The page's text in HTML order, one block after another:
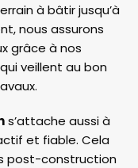
à bâtir jusqu’à
nous assurons
grâce à nos
veillent au bon
s’attache aussi à
et fiable. Cela
post-construction